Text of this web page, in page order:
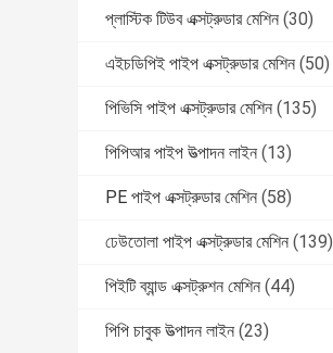
প্লাস্টিক টিউব এক্সট্রুডার মেশিন (30)
এইচডিপিই পাইপ এক্সট্রুডার মেশিন (50)
পিভিসি পাইপ এক্সট্রুডার মেশিন (135)
পিপিআর পাইপ উত্পাদন লাইন (13)
PE পাইপ এক্সট্রুডার মেশিন (58)
ঢেউতোলা পাইপ এক্সট্রুডার মেশিন (139)
পিইটি ব্যান্ড এক্সট্রুশন মেশিন (44)
পিপি চাবুক উত্পাদন লাইন (23)